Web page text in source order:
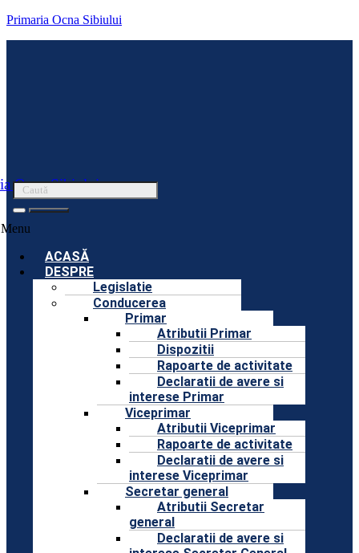
Primaria Ocna Sibiului
Ocna Sibiului
Menu
ACASĂ
DESPRE
Legislatie
Conducerea
Primar
Atributii Primar
Dispozitii
Rapoarte de activitate
Declaratii de avere si
interese Primar
Viceprimar
Atributii Viceprimar
Rapoarte de activitate
Declaratii de avere si
interese Viceprimar
Secretar general
Atributii Secretar
general
Declaratii de avere si